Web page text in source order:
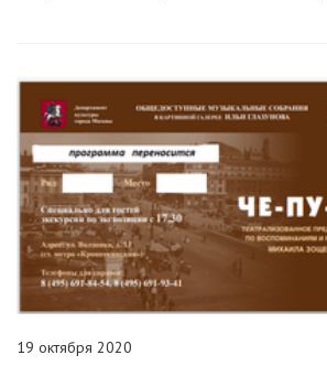
19 октября 2020